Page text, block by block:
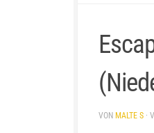
VON MALTE S ·